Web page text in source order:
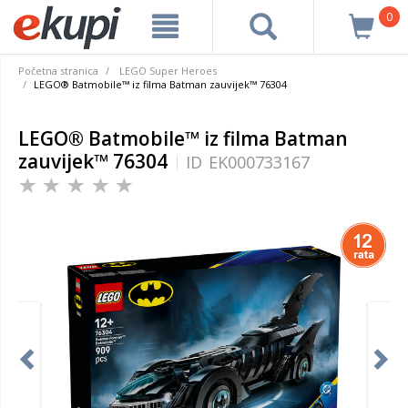
0
Početna stranica
LEGO Super Heroes
LEGO® Batmobile™ iz filma Batman zauvijek™ 76304
LEGO® Batmobile™ iz filma Batman
zauvijek™ 76304
ID EK000733167